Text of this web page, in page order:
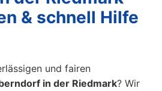
& schnell Hilfe
und fairen
in der Riedmark? Wir